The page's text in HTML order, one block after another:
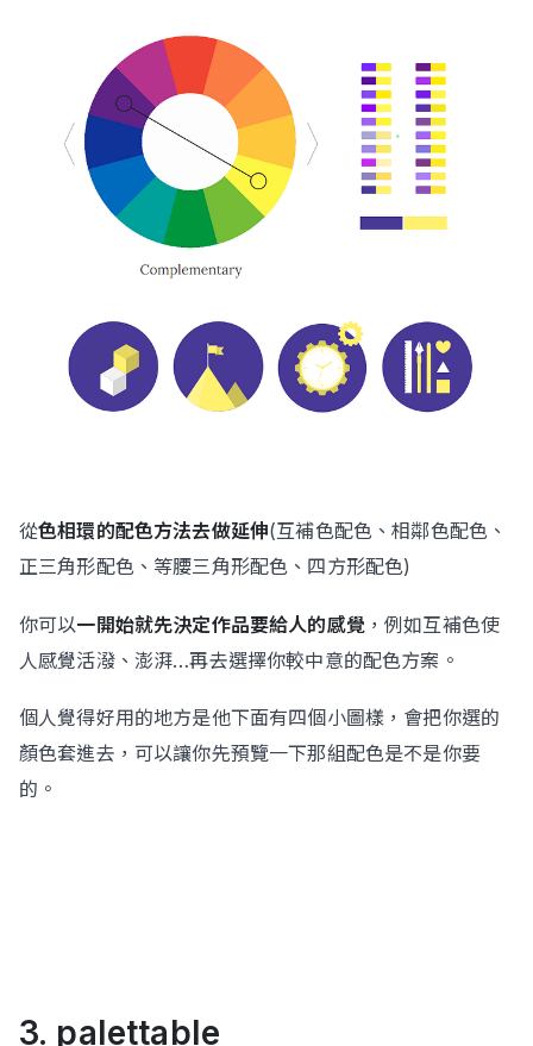
從色相環的配色方法去做延伸(互補色配色、相鄰色配色、
正三角形配色、等腰三角形配色、四方形配色)
你可以一開始就先決定作品要給人的感覺 ，例如互補色使
人感覺活潑、澎湃…再去選擇你較中意的配色方案。
個人覺得好用的地方是他下面有四個小圖樣，會把你選的
顏色套進去，可以讓你先預覽一下那組配色是不是你要
的。
3. palettable